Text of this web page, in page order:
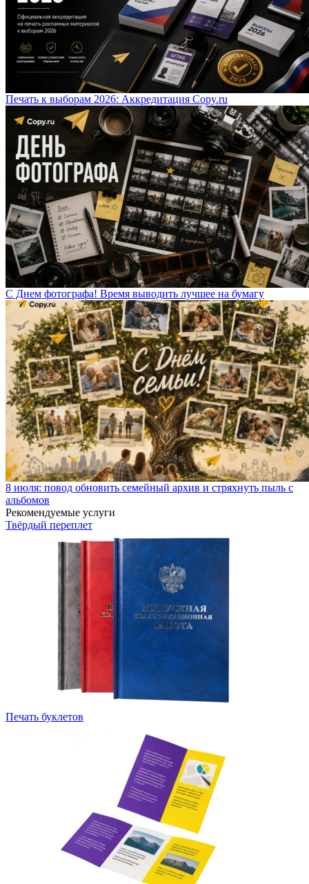
Печать к выборам 2026: Аккредитация Copy.ru
С Днем фотографа! Время выводить лучшее на бумагу
8 июля: повод обновить семейный архив и стряхнуть пыль с
альбомов
Рекомендуемые услуги
Твёрдый переплет
Печать буклетов